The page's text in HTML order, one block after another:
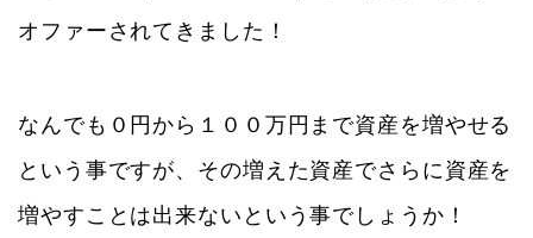
オファーされてきました！
なんでも０円から１００万円まで資産を増やせる
という事ですが、その増えた資産でさらに資産を
増やすことは出来ないという事でしょうか！